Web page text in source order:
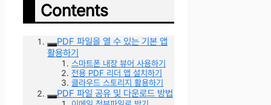
Contents
PDF 파일을 열 수 있는 기본 앱
활용하기
스마트폰 내장 뷰어 사용하기
전용 PDF 리더 앱 설치하기
클라우드 스토리지 활용하기
PDF 파일 공유 및 다운로드 방법